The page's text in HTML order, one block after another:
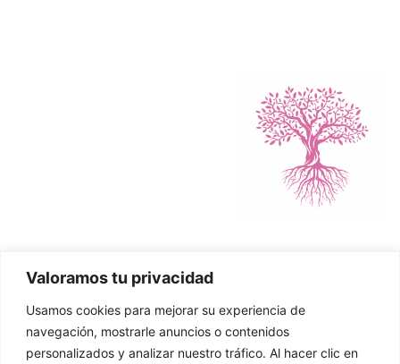
Valoramos tu privacidad
Usamos cookies para mejorar su experiencia de
navegación, mostrarle anuncios o contenidos
personalizados y analizar nuestro tráfico. Al hacer clic en
Política de Cookies
Política de Privacidad